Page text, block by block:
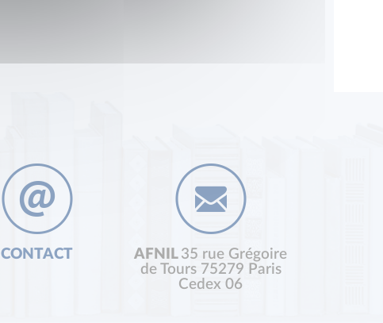
CONTACT AFNIL 35 rue Grégoire
de Tours 75279 Paris
Cedex 06